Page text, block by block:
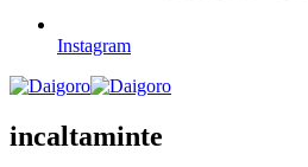
Instagram
incaltaminte